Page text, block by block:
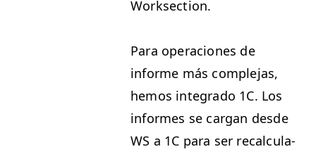
Worksection.
Para opera­ciones de
informe más com­ple­jas,
hemos inte­gra­do 1C. Los
informes se car­gan des­de
WS a 1C para ser recal­cu­la­